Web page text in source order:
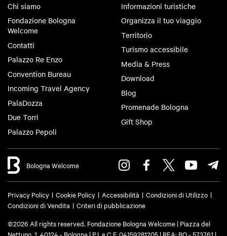
Chi siamo
Fondazione Bologna
Welcome
Contatti
Palazzo Re Enzo
Convention Bureau
Incoming Travel Agency
PalaDozza
Due Torri
Palazzo Pepoli
Informazioni turistiche
Organizza il tuo viaggio
Territorio
Turismo accessibile
Media & Press
Download
Blog
Promenade Bologna
Gift Shop
Bologna Welcome
Privacy Policy Cookie Policy Accessibilità
Condizioni di Utilizzo
Condizioni di Vendita
Criteri di pubblicazione
©2026 All rights reserved. Fondazione Bologna Welcome | Piazza del
Nettuno, 1, 40124 - Bologna | P.I. e C.F. 04159281205 | REA: BO - 573761 |